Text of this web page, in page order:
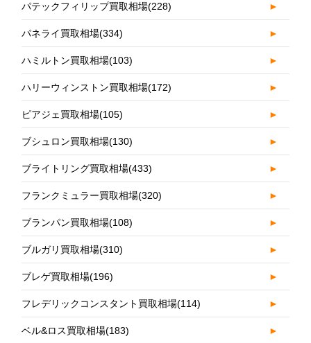
パテックフィリップ買取相場(228) ►
パネライ買取相場(334) ►
ハミルトン買取相場(103) ►
ハリーウィンストン買取相場(172) ►
ピアジェ買取相場(105) ►
ブシュロン買取相場(130) ►
ブライトリング買取相場(433) ►
フランクミュラー買取相場(320) ►
ブランパン買取相場(108) ►
ブルガリ買取相場(310) ►
ブレゲ買取相場(196) ►
フレデリックコンスタント買取相場(114) ►
ベル&ロス買取相場(183) ►